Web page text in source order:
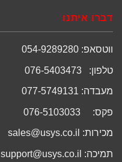
דברו איתנו
ווטסאפ: 054-9289280
טלפון: 076-5403473
מעבדה: 077-5749131
פקס: 076-5103033
מכירות: sales@usys.co.il
תמיכה: support@usys.co.il